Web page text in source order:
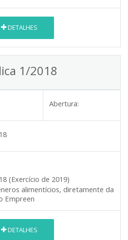
DETALHES
1/2018
Abertura:
(Exercício de 2019)
alimentícios, diretamente da
Empreen
DETALHES